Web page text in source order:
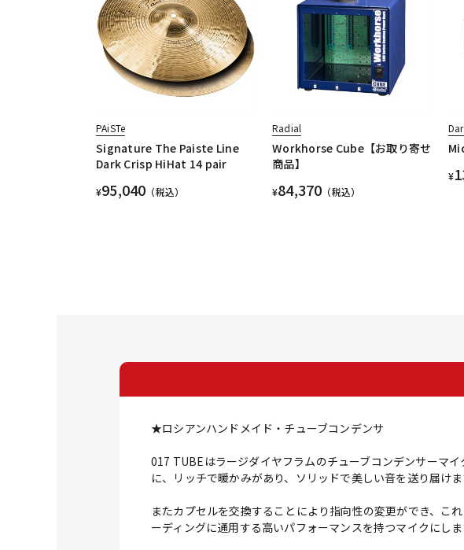
PAiSTe
Signature The Paiste Line
Dark Crisp HiHat 14 pair
¥95,040 （税込）
Radial
Workhorse Cube【お取り寄せ
商品】
¥84,370 （税込）
¥
★ロシアンハンドメイド・チューブコンデンサ
017 TUBEはラージダイヤフラムのチューブコンデンサーマ
に、リッチで暖かみがあり、ソリッドで美しい音を送り届けま
またカプセルを交換することにより指向性の変更ができ、こ
ーディングに通用する高いパフォーマンスを持つマイクにしま